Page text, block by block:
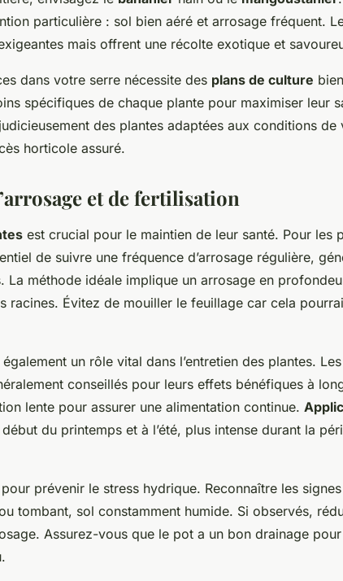
particulière : sol bien aéré et arrosage fréquent.
mais offrent une récolte exotique et
dans votre serre nécessite des plans de culture
spécifiques de chaque plante pour maximiser leur
des plantes adaptées aux conditions de
horticole assuré.
et de fertilisation
est crucial pour le maintien de leur santé. Pour les
de suivre une fréquence d’arrosage régulière,
La méthode idéale implique un arrosage en
racines. Évitez de mouiller le feuillage car cela
également un rôle vital dans l’entretien des plantes.
conseillés pour leurs effets bénéfiques à
lente pour assurer une alimentation continue.
du printemps et à l’été, plus intense durant la
pour prévenir le stress hydrique. Reconnaître les
tombant, sol constamment humide. Si observés,
Assurez-vous que le pot a un bon drainage